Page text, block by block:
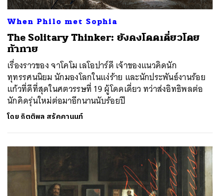
When Philo met Sophia
The Solitary Thinker: ยังคงโดดเดี่ยวโดย
ท้าทาย
เรื่องราวของ จาโคโม เลโอปาร์ดี เจ้าของแนวคิดนัก
ทุทรรศนนิยม นักมองโลกในแง่ร้าย และนักประพันธ์งานร้อย
แก้วที่ดีที่สุดในศตวรรษที่ 19 ผู้โดดเดี่ยว ทว่าส่งอิทธิพลต่อ
นักคิดรุ่นใหม่ต่อมาอีกนานนับร้อยปี
โดย กิตติพล สรัคคานนท์